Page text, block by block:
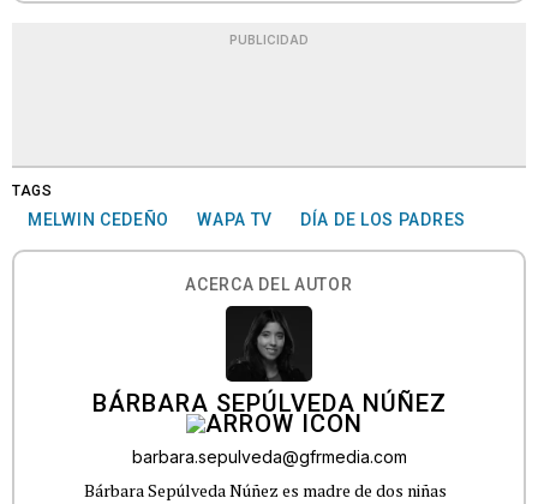
PUBLICIDAD
TAGS
MELWIN CEDEÑO WAPA TV DÍA DE LOS PADRES
ACERCA DEL AUTOR
BÁRBARA SEPÚLVEDA NÚÑEZ
barbara.sepulveda@gfrmedia.com
Bárbara Sepúlveda Núñez es madre de dos niñas